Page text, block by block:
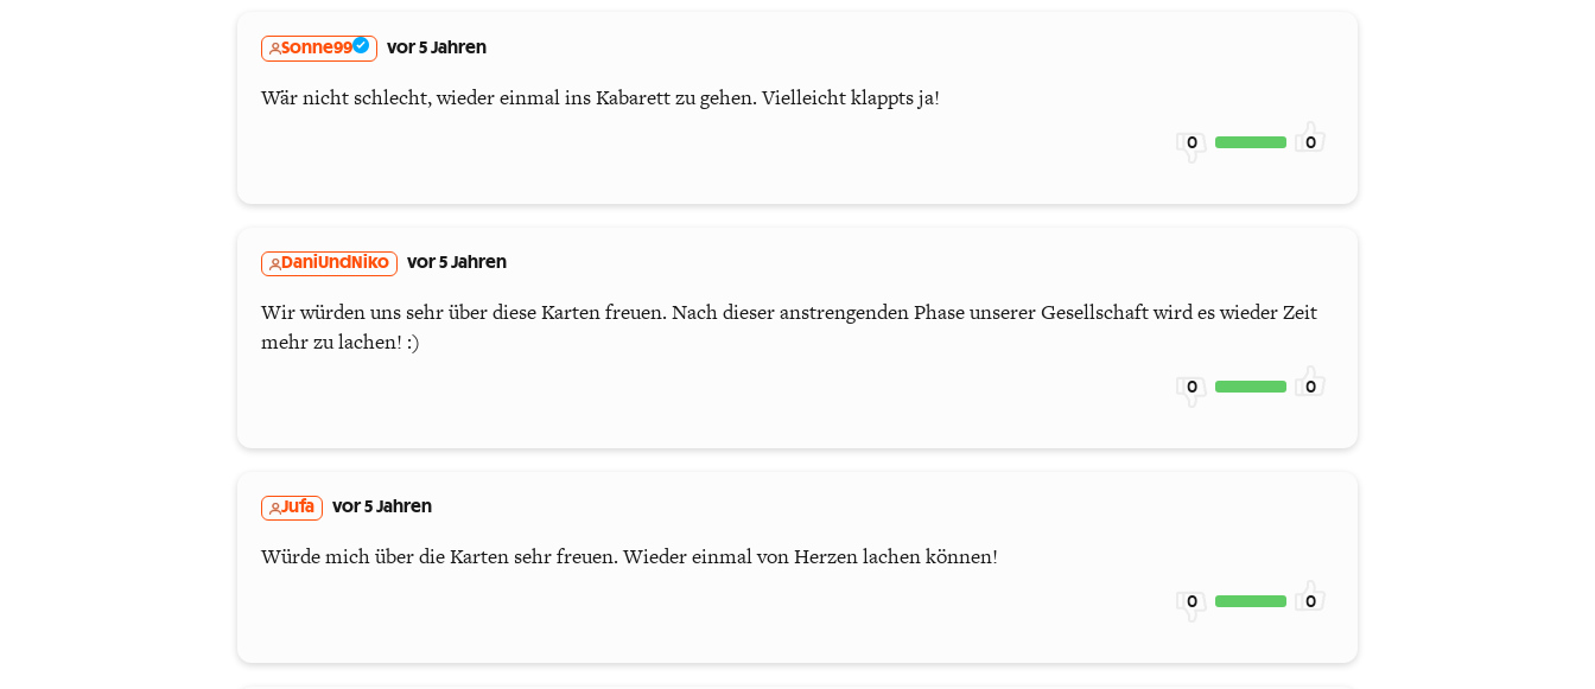
Sonne99 vor 5 Jahren
Wär nicht schlecht, wieder einmal ins Kabarett zu gehen. Vielleicht klappts ja!
0 0
DaniUndNiko vor 5 Jahren
Wir würden uns sehr über diese Karten freuen. Nach dieser anstrengenden Phase unserer Gesellschaft wird es wieder Zeit
mehr zu lachen! :)
0 0
Jufa vor 5 Jahren
Würde mich über die Karten sehr freuen. Wieder einmal von Herzen lachen können!
0 0